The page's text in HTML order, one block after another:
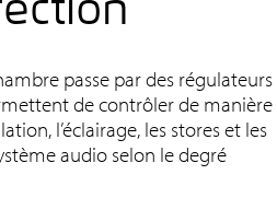
passe par des régulateurs
de contrôler de manière
l’éclairage, les stores et les
audio selon le degré